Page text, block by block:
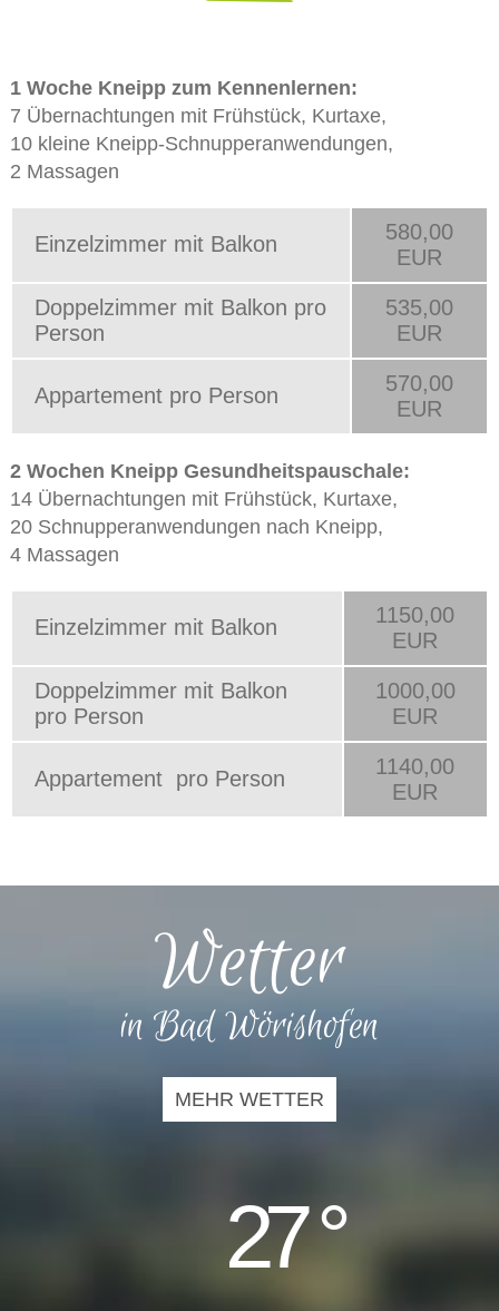
1 Woche Kneipp zum Kennenlernen:
7 Übernachtungen mit Frühstück, Kurtaxe,
10 kleine Kneipp-Schnupperanwendungen,
2 Massagen
Einzelzimmer mit Balkon
580,00
EUR
Doppelzimmer mit Balkon pro
Person
535,00
EUR
Appartement pro Person
570,00
EUR
2 Wochen Kneipp Gesundheitspauschale:
14 Übernachtungen mit Frühstück, Kurtaxe,
20 Schnupperanwendungen nach Kneipp,
4 Massagen
Einzelzimmer mit Balkon
1150,00
EUR
Doppelzimmer mit Balkon
pro Person
1000,00
EUR
Appartement pro Person
1140,00
EUR
Wetter
in Bad Wörishofen
MEHR WETTER
27 °